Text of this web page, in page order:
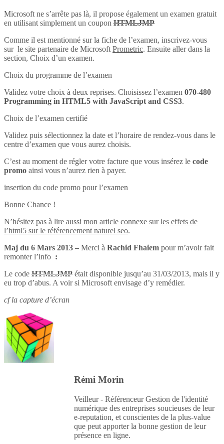
Microsoft ne s’arrête pas là, il propose également un examen gratuit
en utilisant simplement un coupon HTMLJMP
Comme il est mentionné sur la fiche de l’examen, inscrivez-vous
sur le site partenaire de Microsoft Prometric. Ensuite aller dans la
section, Choix d’un examen.
Choix du programme de l’examen
Validez votre choix à deux reprises. Choisissez l’examen 070-480
Programming in HTML5 with JavaScript and CSS3.
Choix de l’examen certifié
Validez puis sélectionnez la date et l’horaire de rendez-vous dans le
centre d’examen que vous aurez choisis.
C’est au moment de régler votre facture que vous insérez le code
promo ainsi vous n’aurez rien à payer.
insertion du code promo pour l’examen
Bonne Chance !
N’hésitez pas à lire aussi mon article connexe surles effets de
l’html5 sur le référencement naturel seo.
Maj du 6 Mars 2013 – Merci à Rachid Fhaiem pour m’avoir fait
remonter l’info :
Le code HTMLJMP était disponible jusqu’au 31/03/2013, mais il y
eu trop d’abus. A voir si Microsoft envisage d’y remédier.
cf la capture d’écran
Rémi Morin
Veilleur - Référenceur Gestion de l'identité
numérique des entreprises soucieuses de leur
e-reputation, et conscientes de la plus-value
que peut apporter la bonne gestion de leur
présence en ligne.